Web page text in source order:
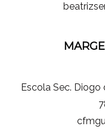
Escola Sec. Diogo